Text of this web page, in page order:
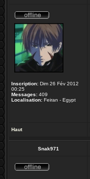
Inscription: Dim 26 Fév 2012
00:25
Messages: 409
Localisation: Feiran - Egypt
Haut
Snak971